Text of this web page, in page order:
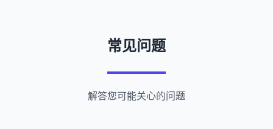
常见问题
解答您可能关心的问题